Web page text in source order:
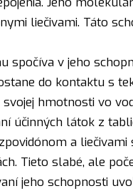
liečivami. Táto
spočíva v jeho
do kontaktu s
hmotnosti vo
účinných látok z
a
Tieto slabé, ale
jeho schopnosti